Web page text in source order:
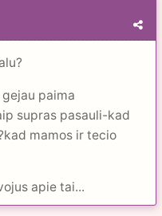
paima
supras pasauli-kad
mamos ir tecio
apie tai...